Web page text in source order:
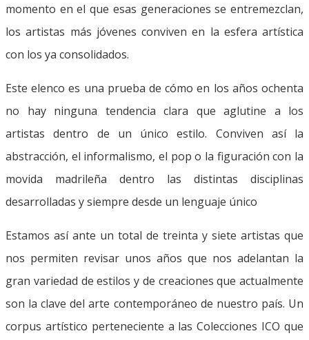
momento en el que esas generaciones se entremezclan,
los artistas más jóvenes conviven en la esfera artística
con los ya consolidados.
Este elenco es una prueba de cómo en los años ochenta
no hay ninguna tendencia clara que aglutine a los
artistas dentro de un único estilo. Conviven así la
abstracción, el informalismo, el pop o la figuración con la
movida madrileña dentro las distintas disciplinas
desarrolladas y siempre desde un lenguaje único
Estamos así ante un total de treinta y siete artistas que
nos permiten revisar unos años que nos adelantan la
gran variedad de estilos y de creaciones que actualmente
son la clave del arte contemporáneo de nuestro país. Un
corpus artístico perteneciente a las Colecciones ICO que